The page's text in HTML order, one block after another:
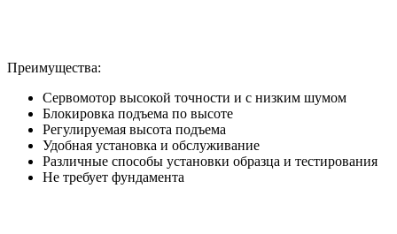
Преимущества:
Сервомотор высокой точности и с низким шумом
Блокировка подъема по высоте
Регулируемая высота подъема
Удобная установка и обслуживание
Различные способы установки образца и тестирования
Не требует фундамента